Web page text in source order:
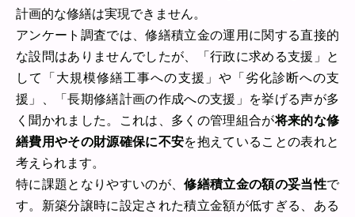
計画的な修繕は実現できません。
アンケート調査では、修繕積立金の運用に関する直接的
な設問はありませんでしたが、「行政に求める支援」と
して「大規模修繕工事への支援」や「劣化診断への支
援」、「長期修繕計画の作成への支援」を挙げる声が多
く聞かれました。これは、多くの管理組合が将来的な修
繕費用やその財源確保に不安を抱えていることの表れと
考えられます。
特に課題となりやすいのが、修繕積立金の額の妥当性で
す。新築分譲時に設定された積立金額が低すぎる、ある